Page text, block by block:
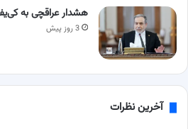
هشدار عراقچی به
3 روز پیش
آخرین نظرات